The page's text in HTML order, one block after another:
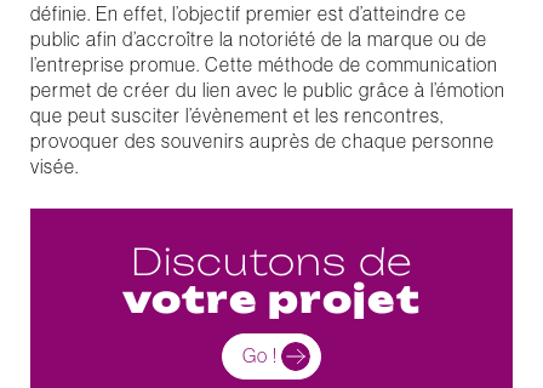
définie. En effet, l’objectif premier est d’atteindre ce
public afin d’accroître la notoriété de la marque ou de
l’entreprise promue. Cette méthode de communication
permet de créer du lien avec le public grâce à l’émotion
que peut susciter l’évènement et les rencontres,
provoquer des souvenirs auprès de chaque personne
visée.
Discutons de
votre projet
Go !